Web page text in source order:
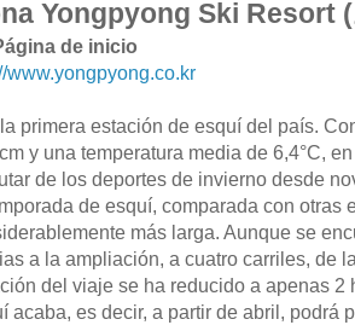
Yongpyong Ski Resort
de inicio
www.yongpyong.co.kr
primera estación de esquí del país.
y una temperatura media de 6,4°C,
de los deportes de invierno desde
de esquí, comparada con otras
más larga. Aunque se
a la ampliación, a cuatro carriles, de
del viaje se ha reducido a apenas 2
acaba, es decir, a partir de abril, podrá